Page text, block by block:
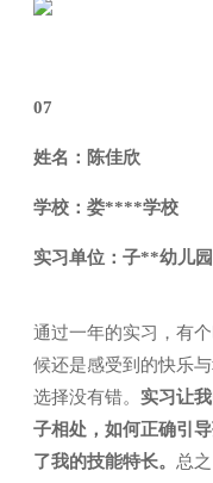
07
姓名：陈佳欣
学校：娄****学校
实习单位：子**幼儿园
通过一年的实习，有
候还是感受到的快乐
选择没有错。实习让
子相处，如何正确引
了我的技能特长。 总